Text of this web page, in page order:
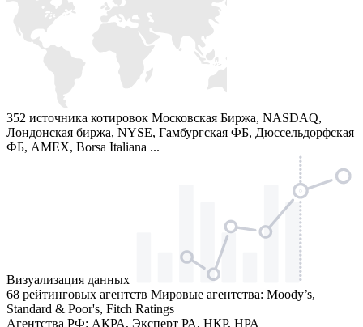
Московская Биржа, NASDAQ,
Лондонская биржа, NYSE, Гамбургская ФБ, Дюссельдорфская